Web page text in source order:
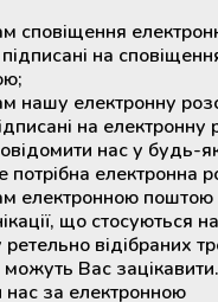
сповіщення
на
нашу електронну
на електронну
нас у будь-
електронна
електронною поштою
що стосуються
відібраних
Вас
за електронною